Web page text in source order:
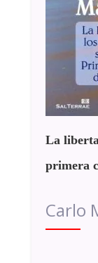
La
primera
Carlo